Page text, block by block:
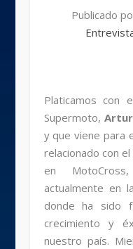
Publicado
Platicamos con
Supermoto,
y que viene para
relacionado con
en
actualmente en
donde ha sido
crecimiento y
nuestro país.